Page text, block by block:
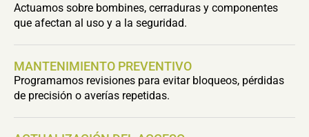
Actuamos sobre bombines, cerraduras y componentes
que afectan al uso y a la seguridad.
MANTENIMIENTO PREVENTIVO
Programamos revisiones para evitar bloqueos, pérdidas
de precisión o averías repetidas.